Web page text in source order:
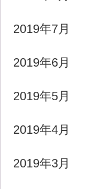
2019年7月
2019年6月
2019年5月
2019年4月
2019年3月